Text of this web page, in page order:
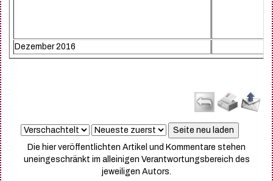
Dezember 2016
Die hier veröffentlichten Artikel und Kommentare stehen
uneingeschränkt im alleinigen Verantwortungsbereich des
jeweiligen Autors.